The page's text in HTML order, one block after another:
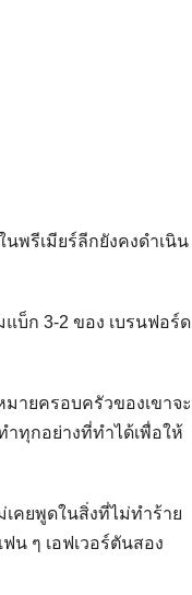
พรีเมียร์ลีกยังคงดำเนิน
บ็ก 3-2 ของ เบรนฟอร์ด
ายครอบครัวของเขาจะ
ทุกอย่างที่ทำได้เพื่อให้
คยพูดในสิ่งที่ไม่ทำร้าย
น ๆ เอฟเวอร์ตันสอง